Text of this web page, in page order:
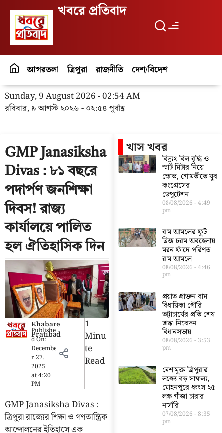
খবরে প্রতিবাদ
আগরতলা ত্রিপুরা রাজনীতি দেশ/বিদেশ
Sunday, 9 August 2026 - 02:54 AM
রবিবার, ৯ আগস্ট ২০২৬ - ০২:৫৪ পূর্বাহ্ণ
GMP Janasiksha
Divas : ৮১ বছরে
পদার্পণ জনশিক্ষা
দিবস! রাজ্য
কার্যালয়ে পালিত
হল ঐতিহাসিক দিন
Khabare
Pratibad
Publishe
d On:
Decembe
r 27,
2025
at4:20
PM
1
Minu
Te
Read
GMP Janasiksha Divas :
ত্রিপুরা রাজ্যের শিক্ষা ও গণতান্ত্রিক
আন্দোলনের ইতিহাসে এক
খাস খবর
বিদ্যুৎ বিল বৃদ্ধি ও
স্মার্ট মিটার নিয়ে
ক্ষোভ, গোমতীতে যুব
কংগ্রেসের
ডেপুটেশন
08/08/2026 4:49
pm
বাম আমলের ফুট
ব্রিজ চরম অবহেলায়
মরন ফাঁদে পরিণত
রাম আমলে
08/08/2026 4:46
pm
প্রয়াত প্রাক্তন বাম
বিধায়িকা গৌরি
ভট্টাচার্যের প্রতি শেষ
শ্রদ্ধা নিবেদন
বিধানসভায়
08/08/2026 3:53
pm
নেশামুক্ত ত্রিপুরার
লক্ষ্যে বড় সাফল্য,
মোহনপুরে ধ্বংস ২৫
লক্ষ গাঁজা চারার
নার্সারি
07/08/2026 8:35
pm